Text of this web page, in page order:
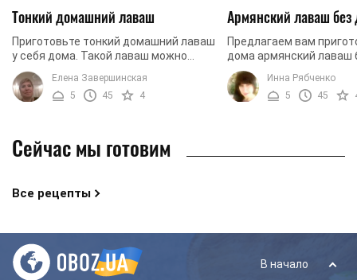
Тонкий домашний лаваш
Приготовьте тонкий домашний лаваш
у себя дома. Такой лаваш можно
приготовить очень быстро и угощать
своих родных вкусными закусками из
лаваша. ...
Елена Завершинская
5
45 4
Армянский лаваш
Предлагаем вам
дома армянский лаваш
Из домашнего лаваша
сможете приготовить
семьи вкусный завтрак
Инна Рябченко
5
45
Сейчас мы готовим
Все рецепты
В начало